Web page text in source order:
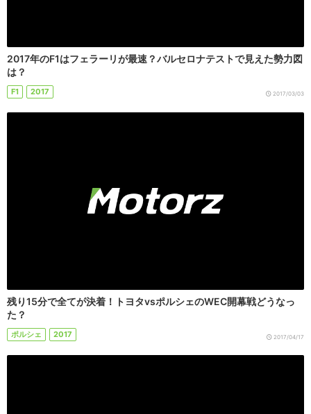
2017年のF1はフェラーリが最速？バルセロナテストで見えた勢力図
は？
F1 2017 2017/03/03
残り15分で全てが決着！トヨタvsポルシェのWEC開幕戦どうなっ
た？
ポルシェ 2017 2017/04/17